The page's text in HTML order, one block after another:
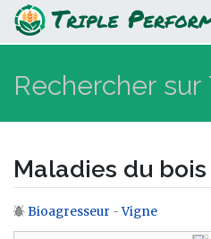
Maladies du bois
Maladies du bois
Aller à :navigation,
Bioagresseur -Vigne